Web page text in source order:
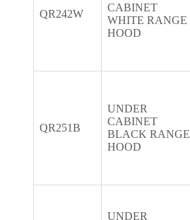
QR242W
CABINET
WHITE RANGE
HOOD
QR251B
UNDER
CABINET
BLACK RANGE
HOOD
UNDER